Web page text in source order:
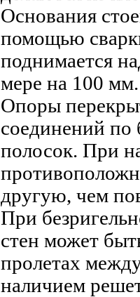
Основания
помощью
поднимается
мере на 100
Опоры
соединений по
полосок. При
другую, чем
При
стен может
пролетах
наличием